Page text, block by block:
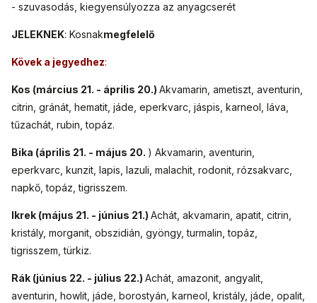
- szuvasodás, kiegyensúlyozza az anyagcserét
JELEKNEK: Kosnakmegfelelő
Kövek a jegyedhez:
Kos (március 21. - április 20.) Akvamarin, ametiszt, aventurin,
citrin, gránát, hematit, jáde, eperkvarc, jáspis, karneol, láva,
tűzachát, rubin, topáz.
Bika (április 21. - május 20. ) Akvamarin, aventurin,
eperkvarc, kunzit, lapis, lazuli, malachit, rodonit, rózsakvarc,
napkő, topáz, tigrisszem.
Ikrek (május 21. - június 21.) Achát, akvamarin, apatit, citrin,
kristály, morganit, obszidián, gyöngy, turmalin, topáz,
tigrisszem, türkiz.
Rák (június 22. - július 22.) Achát, amazonit, angyalit,
aventurin, howlit, jáde, borostyán, karneol, kristály, jáde, opalit,